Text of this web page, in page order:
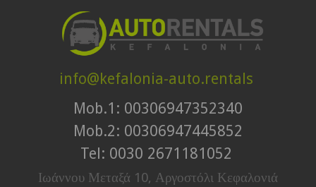
info@kefalonia-auto.rentals
Mob.1: 00306947352340
Mob.2: 00306947445852
Tel: 0030 2671181052
Ιωάννου Μεταξά 10, Αργοστόλι Κεφαλονιά